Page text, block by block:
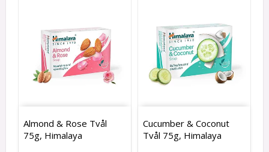
Almond & Rose Tvål
75g, Himalaya
Cucumber & Coconut
Tvål 75g, Himalaya